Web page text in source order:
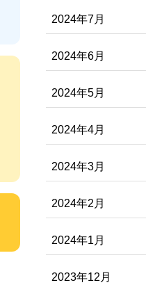
2024年7月
2024年6月
2024年5月
2024年4月
2024年3月
2024年2月
2024年1月
2023年12月